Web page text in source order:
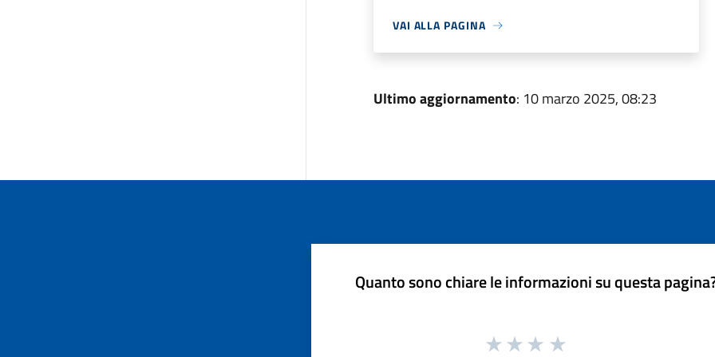
VAI ALLA PAGINA
Ultimo aggiornamento: 10 marzo 2025, 08:23
Quanto sono chiare le informazioni su questa